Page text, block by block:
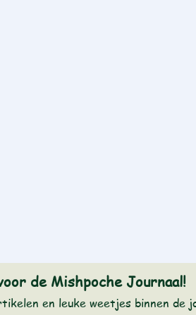
de Mishpoche Journaal!
en leuke weetjes binnen de